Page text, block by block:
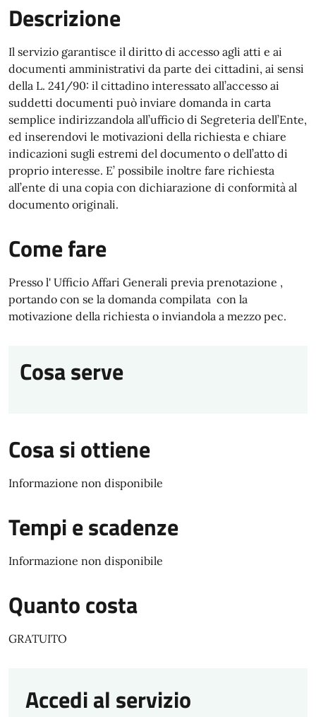
Descrizione
Il servizio garantisce il diritto di accesso agli atti e ai
documenti amministrativi da parte dei cittadini, ai sensi
della L. 241/90: il cittadino interessato all’accesso ai
suddetti documenti può inviare domanda in carta
semplice indirizzandola all’ufficio di Segreteria dell’Ente,
ed inserendovi le motivazioni della richiesta e chiare
indicazioni sugli estremi del documento o dell’atto di
proprio interesse. E’ possibile inoltre fare richiesta
all’ente di una copia con dichiarazione di conformità al
documento originali.
Come fare
Presso l' Ufficio Affari Generali previa prenotazione ,
portando con se la domanda compilata con la
motivazione della richiesta o inviandola a mezzo pec.
Cosa serve
Cosa si ottiene
Informazione non disponibile
Tempi e scadenze
Informazione non disponibile
Quanto costa
GRATUITO
Accedi al servizio